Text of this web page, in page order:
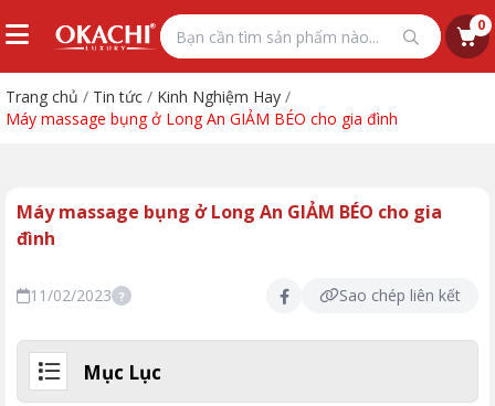
0
Trang chủ / Tin tức / Kinh Nghiệm Hay /
Máy massage bụng ở Long An GIẢM BÉO cho gia đình
Máy massage bụng ở Long An GIẢM BÉO cho gia
đình
11/02/2023 ? Sao chép liên kết
Mục Lục